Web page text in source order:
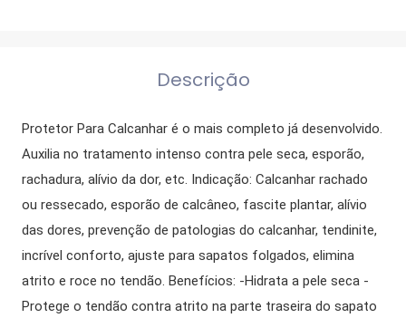
Descrição
Protetor Para Calcanhar é o mais completo já desenvolvido.
Auxilia no tratamento intenso contra pele seca, esporão,
rachadura, alívio da dor, etc. Indicação: Calcanhar rachado
ou ressecado, esporão de calcâneo, fascite plantar, alívio
das dores, prevenção de patologias do calcanhar, tendinite,
incrível conforto, ajuste para sapatos folgados, elimina
atrito e roce no tendão. Benefícios: -Hidrata a pele seca -
Protege o tendão contra atrito na parte traseira do sapato